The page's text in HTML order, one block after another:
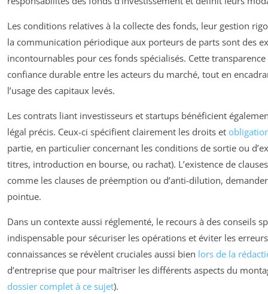
Les conditions relatives à la collecte des fonds, leur gestion
la communication périodique aux porteurs de parts sont des
incontournables pour ces fonds spécialisés. Cette
confiance durable entre les acteurs du marché, tout en
l’usage des capitaux levés.
Les contrats liant investisseurs et startups bénéficient
légal précis. Ceux-ci spécifient clairement les droits et
partie, en particulier concernant les conditions de sortie ou
titres, introduction en bourse, ou rachat). L’existence de
comme les clauses de préemption ou d’anti-dilution,
pointue.
Dans un contexte aussi réglementé, le recours à des conseils
indispensable pour sécuriser les opérations et éviter les
connaissances se révèlent cruciales aussi bien lors de la
d’entreprise que pour maîtriser les différents aspects du
dossier complet à ce sujet).